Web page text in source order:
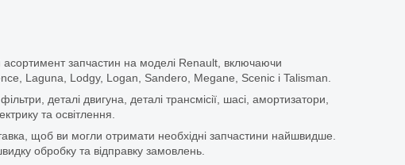
запчастин на моделі Renault, включаючи
Laguna, Lodgy, Logan, Sandero, Megane, Scenic і Talisman.
деталі двигуна, деталі трансмісії, шасі, амортизатори,
та освітлення.
щоб ви могли отримати необхідні запчастини найшвидше.
обробку та відправку замовлень.